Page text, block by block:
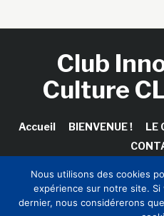
Club
Culture
Accueil BIENVENUE ! LE
Copyright © 2026 Club
Nous utilisons des cookies
expérience sur notre site.
dernier, nous considérerons